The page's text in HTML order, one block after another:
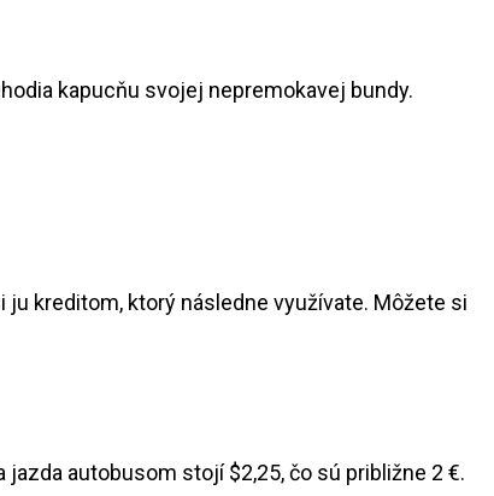
kapucňu svojej nepremokavej bundy.
ju kreditom, ktorý následne využívate. Môžete si
autobusom stojí $2,25, čo sú približne 2 €.